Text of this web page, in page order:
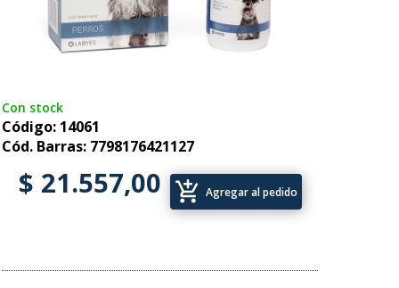
Con stock
Código: 14061
Cód. Barras: 7798176421127
$ 21.557,00 add_shopping_cart Agregar al pedido